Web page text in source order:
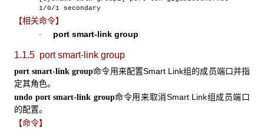
1/0/1 secondary
【相关命令】
· port smart-link group
1.1.5 port smart-link group
port smart-link group命令用来配置Smart Link组的成员端口并指
定其角色。
undo port smart-link group命令用来取消Smart Link组成员端口
的配置。
【命令】